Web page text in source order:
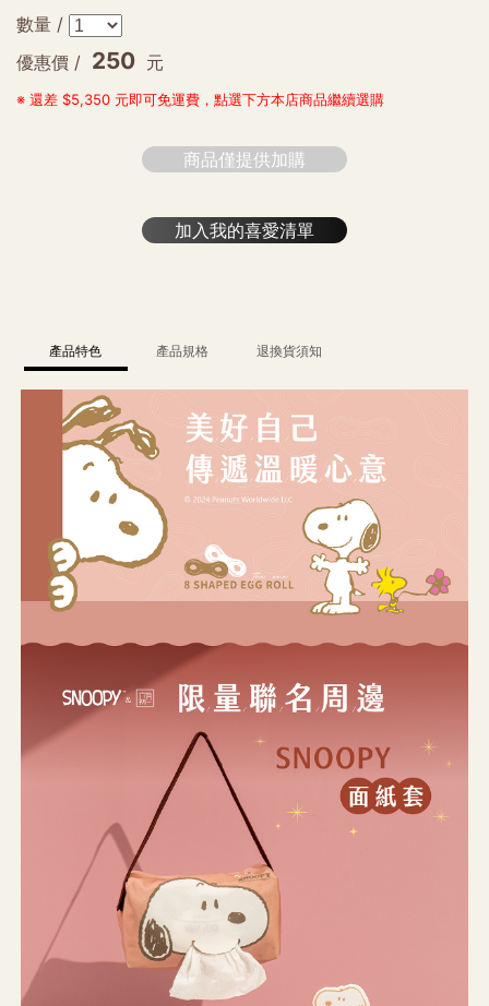
數量 /
優惠價 / 250 元
※ 還差 $5,350 元即可免運費，點選下方本店商品繼續選購
商品僅提供加購
加入我的喜愛清單
產品特色 產品規格 退換貨須知